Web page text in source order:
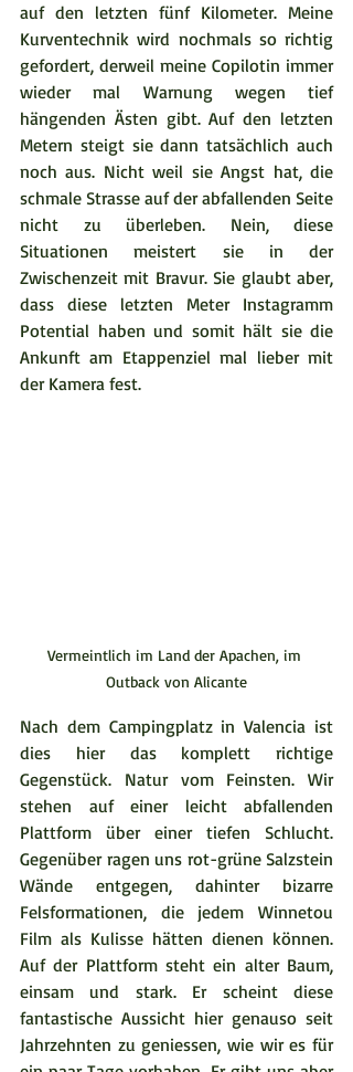
auf den letzten fünf Kilometer. Meine
Kurventechnik wird nochmals so richtig
gefordert, derweil meine Copilotin immer
wieder mal Warnung wegen tief
hängenden Ästen gibt. Auf den letzten
Metern steigt sie dann tatsächlich auch
noch aus. Nicht weil sie Angst hat, die
schmale Strasse auf der abfallenden Seite
nicht zu überleben. Nein, diese
Situationen meistert sie in der
Zwischenzeit mit Bravur. Sie glaubt aber,
dass diese letzten Meter Instagramm
Potential haben und somit hält sie die
Ankunft am Etappenziel mal lieber mit
der Kamera fest.
Vermeintlich im Land der Apachen, im
Outback von Alicante
Nach dem Campingplatz in Valencia ist
dies hier das komplett richtige
Gegenstück. Natur vom Feinsten. Wir
stehen auf einer leicht abfallenden
Plattform über einer tiefen Schlucht.
Gegenüber ragen uns rot-grüne Salzstein
Wände entgegen, dahinter bizarre
Felsformationen, die jedem Winnetou
Film als Kulisse hätten dienen können.
Auf der Plattform steht ein alter Baum,
einsam und stark. Er scheint diese
fantastische Aussicht hier genauso seit
Jahrzehnten zu geniessen, wie wir es für